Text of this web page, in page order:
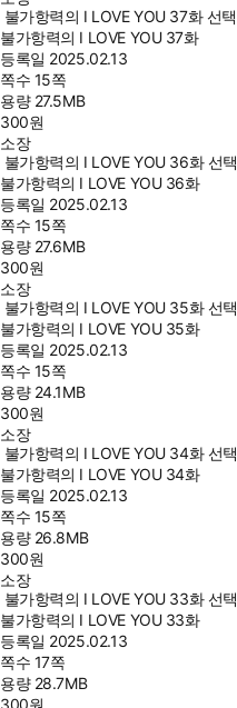
불가항력의 I LOVE YOU 37화 선택
불가항력의 I LOVE YOU 37화
등록일 2025.02.13
쪽수 15쪽
용량 27.5MB
300원
소장
불가항력의 I LOVE YOU 36화 선택
불가항력의 I LOVE YOU 36화
등록일 2025.02.13
쪽수 15쪽
용량 27.6MB
300원
소장
불가항력의 I LOVE YOU 35화 선택
불가항력의 I LOVE YOU 35화
등록일 2025.02.13
쪽수 15쪽
용량 24.1MB
300원
소장
불가항력의 I LOVE YOU 34화 선택
불가항력의 I LOVE YOU 34화
등록일 2025.02.13
쪽수 15쪽
용량 26.8MB
300원
소장
불가항력의 I LOVE YOU 33화 선택
불가항력의 I LOVE YOU 33화
등록일 2025.02.13
쪽수 17쪽
용량 28.7MB
300원